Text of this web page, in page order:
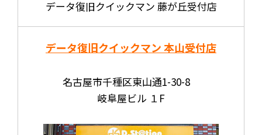
データ復旧クイックマン 藤が丘受付店
データ復旧クイックマン 本山受付店
名古屋市千種区東山通1-30-8
岐阜屋ビル １F